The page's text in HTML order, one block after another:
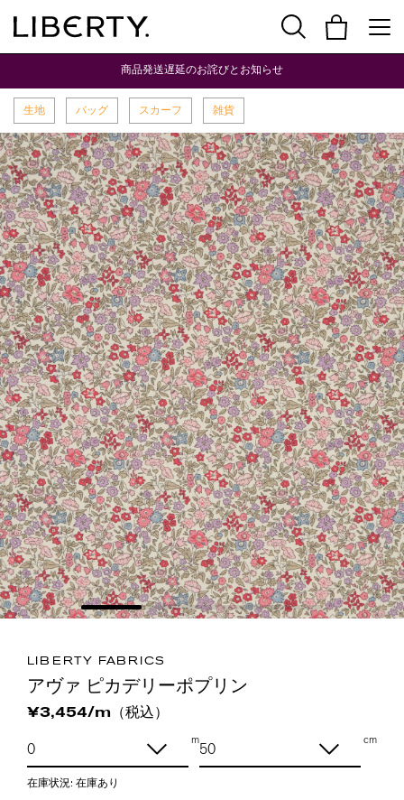
商品発送遅延のお詫びとお知らせ
生地 バッグ スカーフ 雑貨
LIBERTY FABRICS
アヴァ ピカデリーポプリン
¥3,454/m（税込）
m cm
在庫状況: 在庫あり